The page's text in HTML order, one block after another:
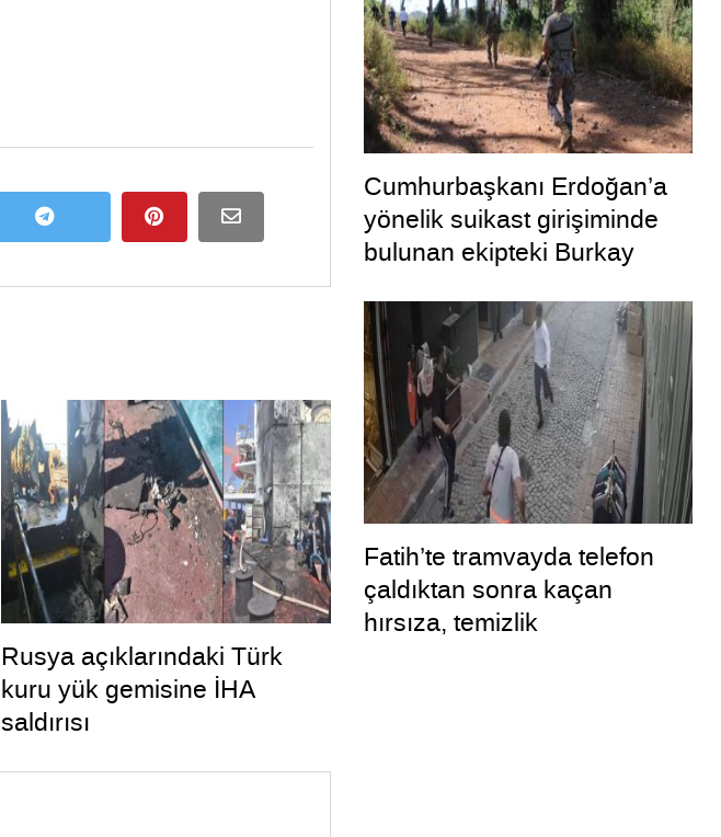
Rusya açıklarındaki Türk
kuru yük gemisine İHA
saldırısı
Cumhurbaşkanı Erdoğan’a
yönelik suikast girişiminde
bulunan ekipteki Burkay
Fatih’te tramvayda telefon
çaldıktan sonra kaçan
hırsıza, temizlik